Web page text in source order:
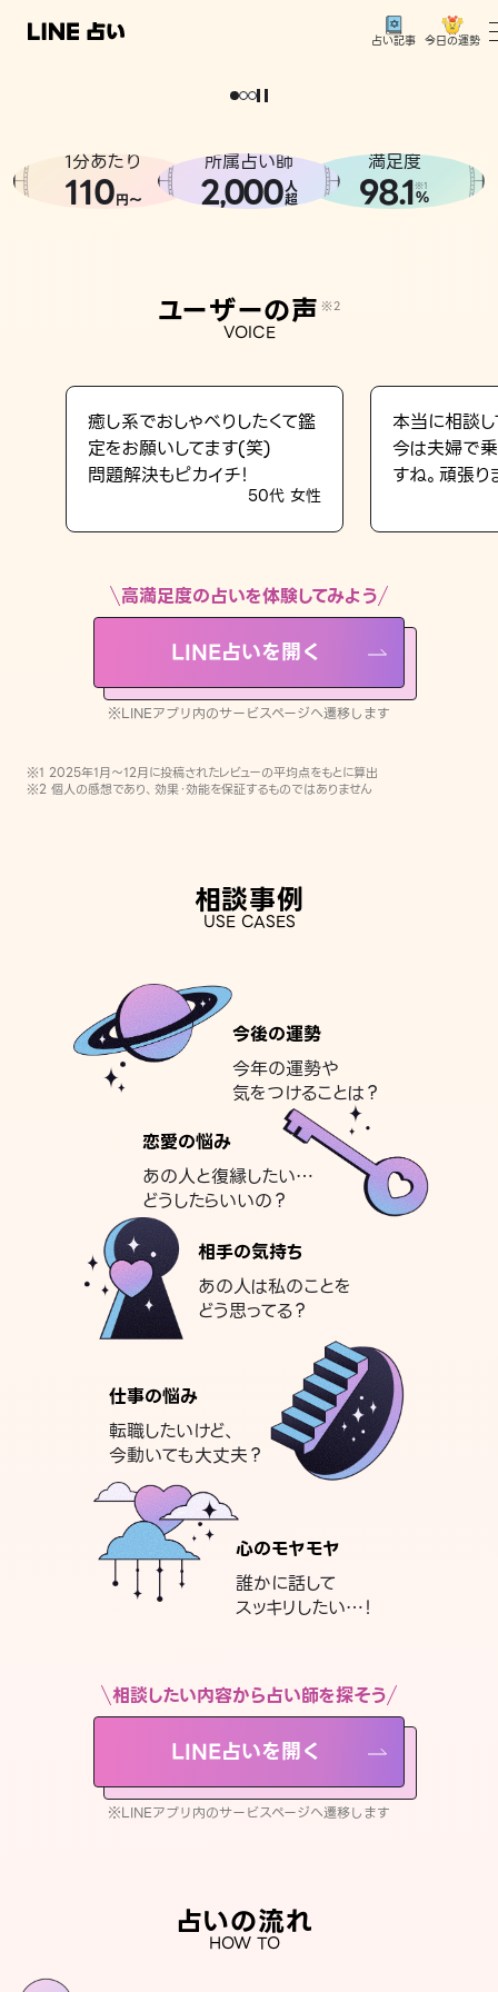
占い記事 今日の運勢
相談事例
占い記事
LINE占いを開く
※LINEアプリ内のサービスページへ遷移します
どうせなら
。
1分あたり
110円〜
所属占い師
2,000人
超
満足度
98.1※1
%
ユーザーの声 ※2
VOICE
癒し系でおしゃべりしたくて鑑
定をお願いしてます(笑)
問題解決もピカイチ！
50代 女性
本当に相談し
今は夫婦で
すね。頑張り
高満足度の占いを体験してみよう
LINE占いを開く
※LINEアプリ内のサービスページへ遷移します
※1 2025年1月〜12月に投稿されたレビューの平均点をもとに算出
※2 個人の感想であり、効果・効能を保証するものではありません
相談事例
USE CASES
今後の運勢
今年の運勢や
気をつけることは？
恋愛の悩み
あの人と復縁したい…
どうしたらいいの？
相手の気持ち
あの人は私のことを
どう思ってる？
仕事の悩み
転職したいけど、
今動いても大丈夫？
心のモヤモヤ
誰かに話して
スッキリしたい…！
相談したい内容から占い師を探そう
LINE占いを開く
※LINEアプリ内のサービスページへ遷移します
占いの流れ
HOW TO